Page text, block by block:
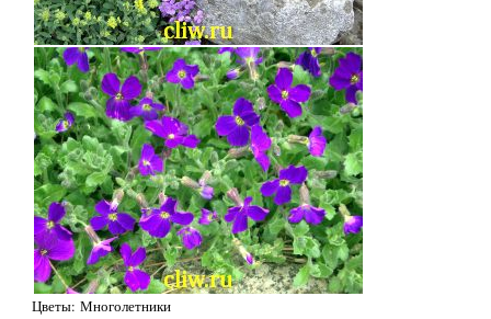
Цветы: Многолетники